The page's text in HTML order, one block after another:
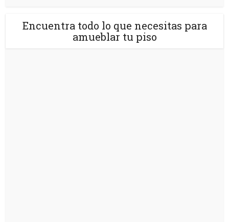
Encuentra todo lo que necesitas para
amueblar tu piso